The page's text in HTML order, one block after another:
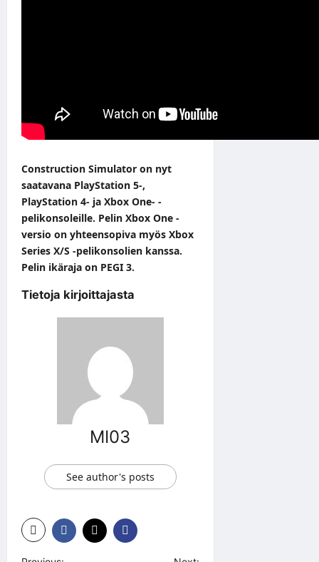
Construction Simulator on nyt
saatavana PlayStation 5-,
PlayStation 4- ja Xbox One- -
pelikonsoleille. Pelin Xbox One -
versio on yhteensopiva myös Xbox
Series X/S -pelikonsolien kanssa.
Pelin ikäraja on PEGI 3.
Tietoja kirjoittajasta
MI03
See author's posts